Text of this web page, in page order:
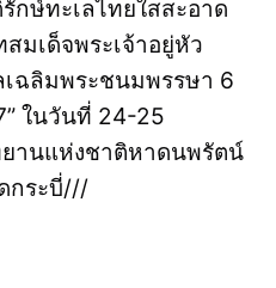
กษ์ทะเลไทยใสสะอาด
มเด็จพระเจ้าอยู่หัว
ฉลิมพระชนมพรรษา 6
ในวันที่ 24-25
านแห่งชาติหาดนพรัตน์
กระบี่///